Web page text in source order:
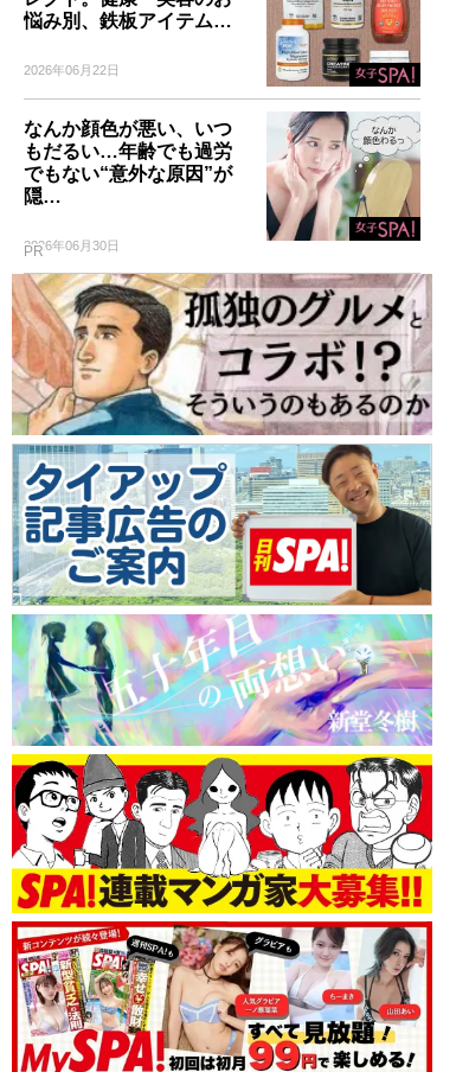
悩み別、鉄板アイテム…
2026年06月22日
なんか顔色が悪い、いつ
もだるい…年齢でも過労
でもない“意外な原因”が
隠…
2026年06月30日
PR